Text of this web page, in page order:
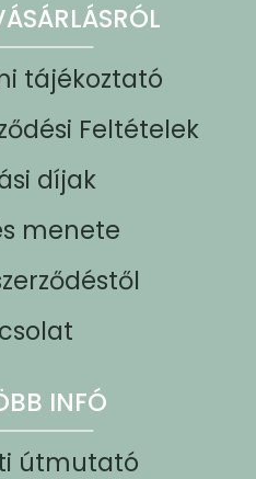
tájékoztató
Feltételek
díjak
menete
INFÓ
útmutató